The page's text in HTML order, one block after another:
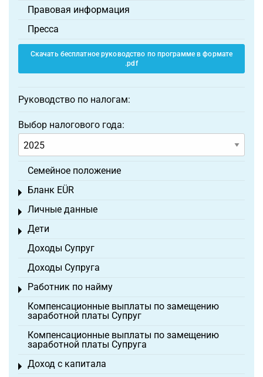
Правовая информация
Пресса
Скачать бесплатное руководство по программе в формате
.pdf
Руководство по налогам:
Выбор налогового года:
Семейное положение
Бланк EÜR
Toggle menu
Личные данные
Toggle menu
Дети
Toggle menu
Доходы Супруг
Доходы Супруга
Работник по найму
Toggle menu
Компенсационные выплаты по замещению
заработной платы Супруг
Компенсационные выплаты по замещению
заработной платы Супруга
Доход с капитала
Toggle menu